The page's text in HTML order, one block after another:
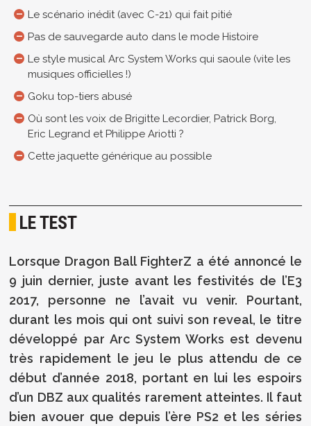
Le scénario inédit (avec C-21) qui fait pitié
Pas de sauvegarde auto dans le mode Histoire
Le style musical Arc System Works qui saoule (vite les
musiques officielles !)
Goku top-tiers abusé
Où sont les voix de Brigitte Lecordier, Patrick Borg,
Eric Legrand et Philippe Ariotti ?
Cette jaquette générique au possible
LE TEST
Lorsque Dragon Ball FighterZ a été annoncé le
9 juin dernier, juste avant les festivités de l’E3
2017, personne ne l’avait vu venir. Pourtant,
durant les mois qui ont suivi son reveal, le titre
développé par Arc System Works est devenu
très rapidement le jeu le plus attendu de ce
début d’année 2018, portant en lui les espoirs
d’un DBZ aux qualités rarement atteintes. Il faut
bien avouer que depuis l’ère PS2 et les séries